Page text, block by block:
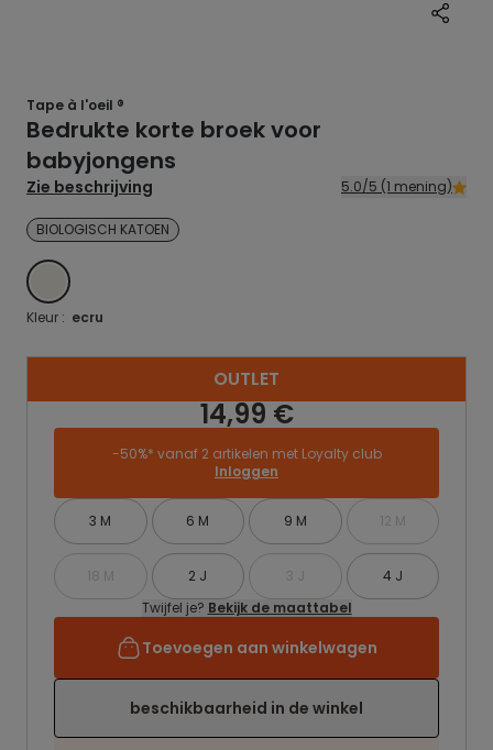
Tape à l'oeil ®
Bedrukte korte broek voor
babyjongens
Zie beschrijving 5.0/5 (1 mening)
BIOLOGISCH KATOEN
ECRU
Kleur : ecru
OUTLET
14,99 €
-50%* vanaf 2 artikelen met Loyalty club
Inloggen
3 M 6 M 9 M 12 M
18 M 2 J 3 J
4 J
Twijfel je? Bekijk de maattabel
Toevoegen aan winkelwagen
beschikbaarheid in de winkel